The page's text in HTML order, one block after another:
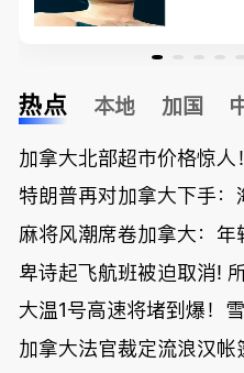
热点 本地 加国
加拿大北部超市价格惊人
特朗普再对加拿大下手：
麻将风潮席卷加拿大：年
卑诗起飞航班被迫取消!
大温1号高速将堵到爆！
加拿大法官裁定流浪汉帐